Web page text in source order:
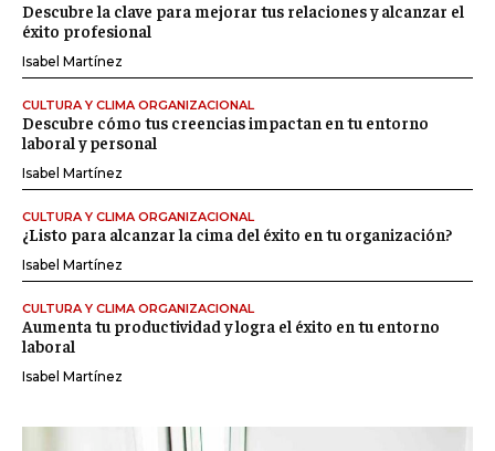
Descubre la clave para mejorar tus relaciones y alcanzar el
éxito profesional
Isabel Martínez
CULTURA Y CLIMA ORGANIZACIONAL
Descubre cómo tus creencias impactan en tu entorno
laboral y personal
Isabel Martínez
CULTURA Y CLIMA ORGANIZACIONAL
¿Listo para alcanzar la cima del éxito en tu organización?
Isabel Martínez
CULTURA Y CLIMA ORGANIZACIONAL
Aumenta tu productividad y logra el éxito en tu entorno
laboral
Isabel Martínez